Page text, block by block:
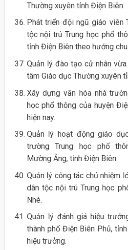
Thường xuyên tỉnh Điện Biên.
Phát triển đội ngũ giáo viên
tộc nội trú Trung học phổ
tỉnh Điện Biên theo hướng
Quản lý đào tạo cử nhân
tâm Giáo dục Thường xuyên
Xây dựng văn hóa nhà
học phổ thông của huyện
hiện nay.
Quản lý hoạt động giáo
trường Trung học phổ
Mường Ảng, tỉnh Điện Biên.
Quản lý công tác chủ nhiệm
dân tộc nội trú Trung học
Nhé.
Quản lý đánh giá hiệu
thành phố Điện Biên Phủ,
hiệu trưởng.